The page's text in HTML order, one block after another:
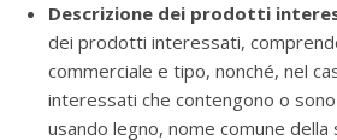
Descrizione dei prodotti
dei prodotti interessati,
commerciale e tipo, nonché, nel
interessati che contengono o
usando legno, nome comune della